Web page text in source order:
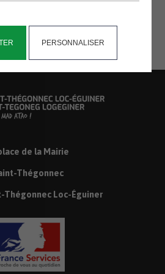
PERSONNALISER
de la Mairie
Thégonnec
Thégonnec Loc-Éguiner